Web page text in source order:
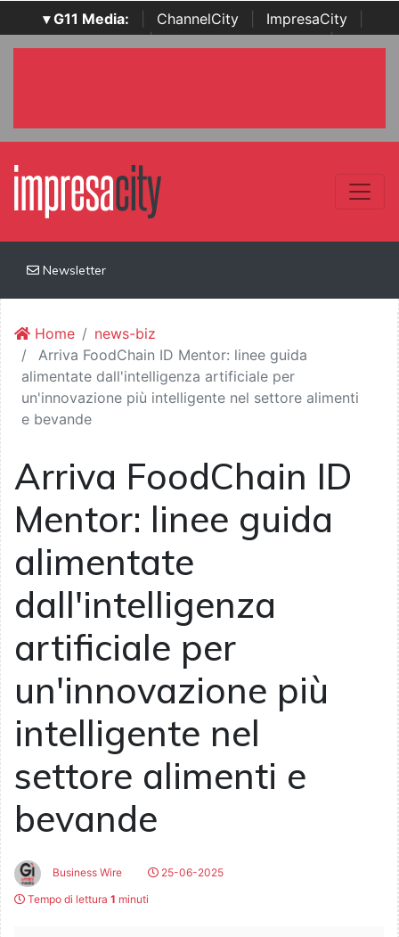
▾ G11 Media: ChannelCity ImpresaCity
SecurityOpenLab | Italian Channel Awards | Italian
Newsletter
Home
news-biz
Arriva FoodChain ID Mentor: linee guida
alimentate dall'intelligenza artificiale per
un'innovazione più intelligente nel settore alimenti
e bevande
Arriva FoodChain ID
Mentor: linee guida
alimentate
dall'intelligenza
artificiale per
un'innovazione più
intelligente nel
settore alimenti e
bevande
Business Wire
25-06-2025
Tempo di lettura 1 minuti